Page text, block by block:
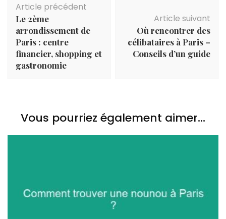
d'article
Article précédent
Le 2ème
arrondissement de
Paris : centre
financier, shopping et
gastronomie
Article suivant
Où rencontrer des
célibataires à Paris –
Conseils d’un guide
Vous pourriez également aimer...